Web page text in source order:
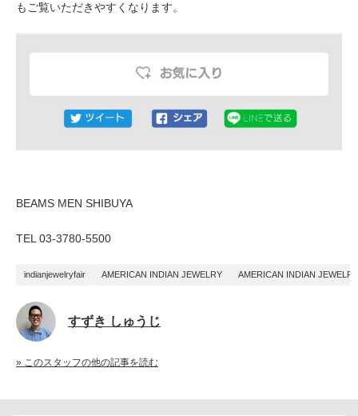
もご覧いただきやすくなります。
BEAMS MEN SHIBUYA
TEL 03-3780-5500
indianjewelryfair AMERICAN INDIAN JEWELRY AMERICAN INDIAN
すずき しゅうじ
» このスタッフの他の記事を読む